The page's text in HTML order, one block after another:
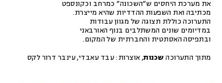
את מערכת היחסים ש”השכונה” כמרחב וכקונספט
מכתיבה ואת השפעות ההדדיות שהיא מייצרת.
התערוכה כוללת תצוגה של מגוון עבודות
במדיומים שונים המשתלבים בנוף האורבאני
ובתפיסה האסתטית והחברתית של המקום.
מתוך התערוכה שכנות, אוצרות: עבד עאבדי, עינבר דרור לקס